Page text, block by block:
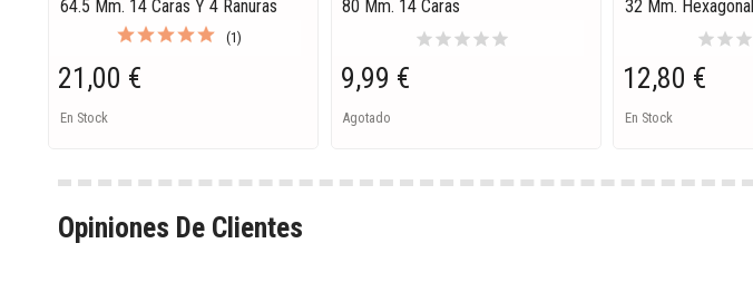
64.5 Mm. 14 Caras Y 4 Ranuras
(1)
21,00 €
En Stock
80 Mm. 14 Caras
starstarstarstarstar
9,99 €
Agotado
32 Mm. Hexagonal
starstarstar
12,80 €
En Stock
Opiniones De Clientes